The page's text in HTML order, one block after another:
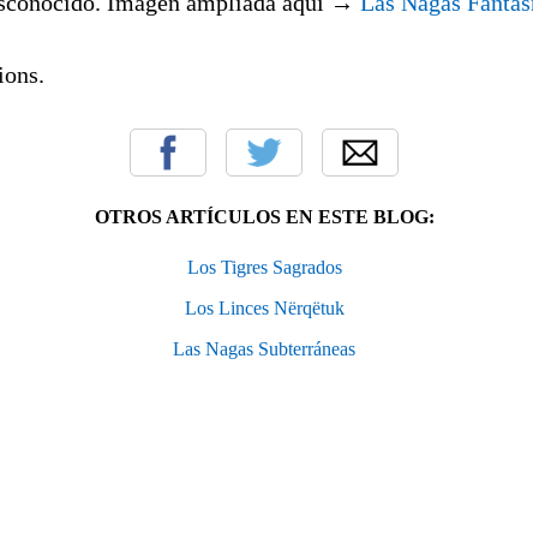
OTROS ARTÍCULOS EN ESTE BLOG:
Los Tigres Sagrados
Los Linces Nërqëtuk
Las Nagas Subterráneas